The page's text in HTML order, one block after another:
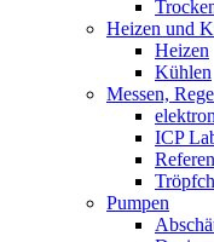
Heizen und
Heizen
Kühlen
Messen,
ICP
Pumpen